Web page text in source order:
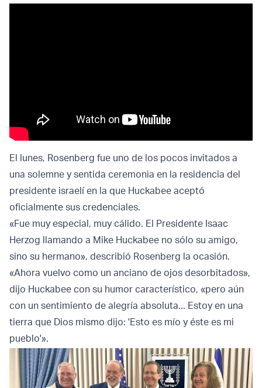
El lunes, Rosenberg fue uno de los pocos invitados a
una solemne y sentida ceremonia en la residencia del
presidente israelí en la que Huckabee aceptó
oficialmente sus credenciales.
«Fue muy especial, muy cálido. El Presidente Isaac
Herzog llamando a Mike Huckabee no sólo su amigo,
sino su hermano», describió Rosenberg la ocasión.
«Ahora vuelvo como un anciano de ojos desorbitados»,
dijo Huckabee con su humor característico, «pero aún
con un sentimiento de alegría absoluta... Estoy en una
tierra que Dios mismo dijo: 'Esto es mío y éste es mi
pueblo'».